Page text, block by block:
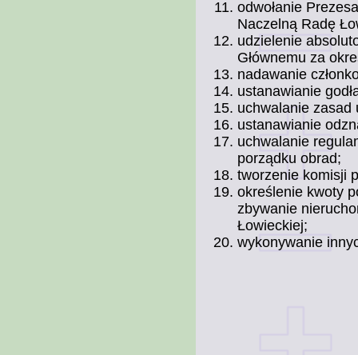
odwołanie
Naczelną Radę
udzielenie
Głównemu za
nadawanie
ustanawianie
uchwalanie zasad
ustanawianie
uchwalanie
porządku obrad;
tworzenie komisji
określenie kwoty
zbywanie
Łowieckiej;
wykonywanie